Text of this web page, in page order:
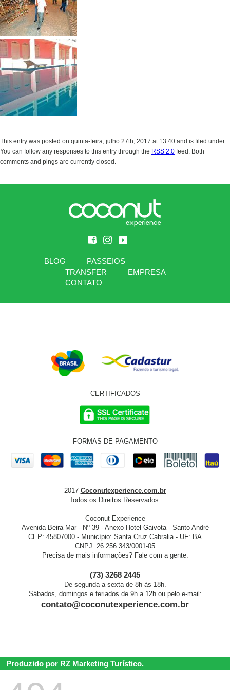
This entry was posted on quinta-feira, julho 27th, 2017 at 13:40 and is filed under .
You can follow any responses to this entry through the RSS 2.0 feed. Both
comments and pings are currently closed.
BLOG
PASSEIOS
TRANSFER
EMPRESA
CONTATO
CERTIFICADOS
FORMAS DE PAGAMENTO
2017 Coconutexperience.com.br
Todos os Direitos Reservados.
Coconut Experience
Avenida Beira Mar - Nº 39 - Anexo Hotel Gaivota - Santo André
CEP: 45807000 - Município: Santa Cruz Cabralia - UF: BA
CNPJ: 26.256.343/0001-05
Precisa de mais informações? Fale com a gente.
(73) 3268 2445
De segunda a sexta de 8h às 18h.
Sábados, domingos e feriados de 9h a 12h ou pelo e-mail:
contato@coconutexperience.com.br
Produzido por RZ Marketing Turístico.